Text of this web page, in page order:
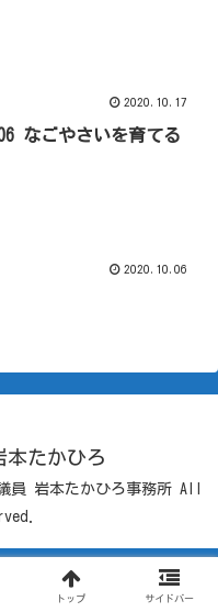
2020.10.17
なごやさいを育てる
2020.10.06
たかひろ
員 岩本たかひろ事務所 All
トップ サイドバー